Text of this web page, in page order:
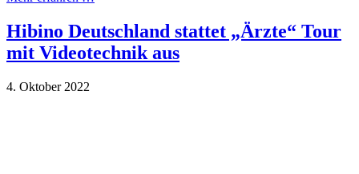
Hibino Deutschland stattet „Ärzte“ Tour
mit Videotechnik aus
4. Oktober 2022